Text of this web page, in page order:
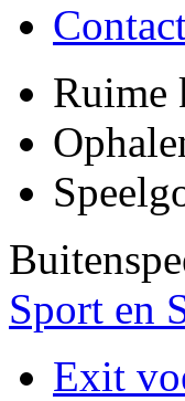
Ruime
Sport en
Exit